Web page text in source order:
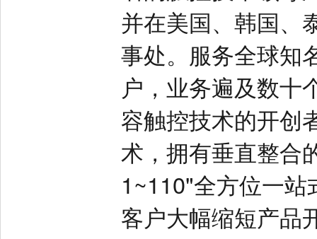
并在美国、韩国、
事处。服务全球知
户，业务遍及数十
容触控技术的开创
术，拥有垂直整合
1~110"全方位一
客户大幅缩短产品